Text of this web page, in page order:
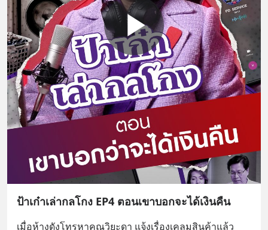
ป้าเก๋าเล่ากลโกง EP4 ตอนเขาบอกจะได้เงินคืน
เมื่อห้างดังโทรหาคุณวิยะดา แจ้งเรื่องเคลมสินค้าแล้ว